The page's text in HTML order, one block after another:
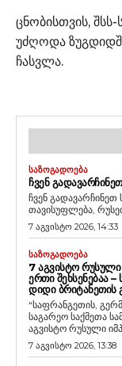
ცნობისთვის, შსს-
უძღოდა
ჩასვლა.
ᲡᲐᲖᲝᲒᲐᲓᲝᲔᲑᲐ
ᲩᲕᲔᲜ
ჩვენ
თავისუფლება,
7 აგვისტო 2026, 14:33
ᲡᲐᲖᲝᲒᲐᲓᲝᲔᲑᲐ
7 ᲐᲒᲕᲘᲡᲢᲝ ᲠᲣᲡᲣᲚᲘ
ᲔᲠᲗᲘ ᲨᲔᲮᲡᲔᲜᲔᲑᲐᲐ
ᲓᲘᲓᲘ ᲑᲠᲘᲢᲐᲜᲔᲗᲘᲡ
“საფრანგეთის,
საგარეო საქმეთა
აგვისტო რუსული
7 აგვისტო 2026, 13:38